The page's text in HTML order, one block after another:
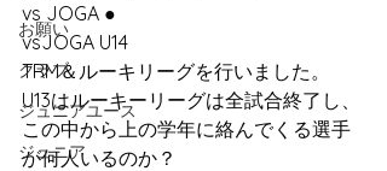
お願い
クラブ
ジュニアユース
ジュニア
vs JOGA ●
vsJOGA U14
TRM＆ルーキリーグを行いました。
U13はルーキーリーグは全試合終了し、
この中から上の学年に絡んでくる選手
が何人いるのか？